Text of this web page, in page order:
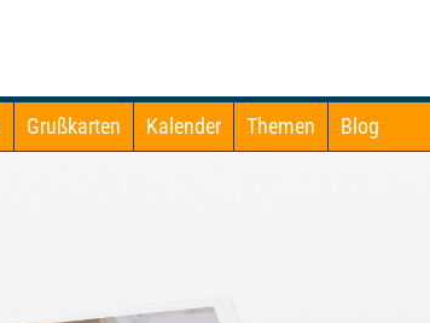
Grußkarten Kalender Themen Blog